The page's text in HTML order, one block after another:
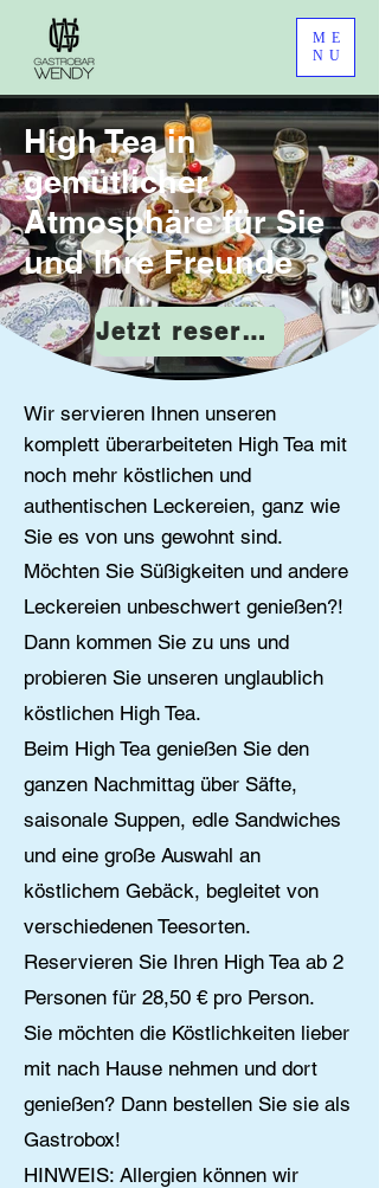
ME
NU
High Tea in
gemütlicher
Atmosphäre für Sie
und Ihre Freunde
Jetzt reservieren
Wir servieren Ihnen unseren
komplett überarbeiteten High Tea mit
noch mehr köstlichen und
authentischen Leckereien, ganz wie
Sie es von uns gewohnt sind.
Möchten Sie Süßigkeiten und andere
Leckereien unbeschwert genießen?!
Dann kommen Sie zu uns und
probieren Sie unseren unglaublich
köstlichen High Tea.
Beim High Tea genießen Sie den
ganzen Nachmittag über Säfte,
saisonale Suppen, edle Sandwiches
und eine große Auswahl an
köstlichem Gebäck, begleitet von
verschiedenen Teesorten.
Reservieren Sie Ihren High Tea ab 2
Personen für 28,50 € pro Person.
Sie möchten die Köstlichkeiten lieber
mit nach Hause nehmen und dort
genießen? Dann bestellen Sie sie als
Gastrobox!
HINWEIS: Allergien können wir